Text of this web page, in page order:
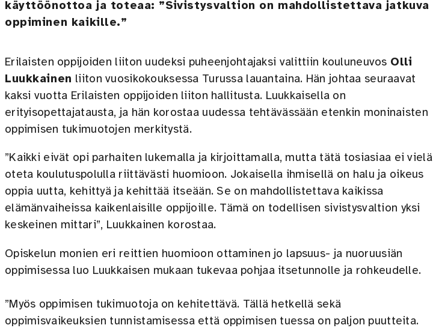
käyttöönottoa ja toteaa: ”Sivistysvaltion on mahdollistettava jatkuva
oppiminen kaikille.”
Erilaisten oppijoiden liiton uudeksi puheenjohtajaksi valittiin kouluneuvos Olli
Luukkainen liiton vuosikokouksessa Turussa lauantaina. Hän johtaa seuraavat
kaksi vuotta Erilaisten oppijoiden liiton hallitusta. Luukkaisella on
erityisopettajatausta, ja hän korostaa uudessa tehtävässään etenkin moninaisten
oppimisen tukimuotojen merkitystä.
”Kaikki eivät opi parhaiten lukemalla ja kirjoittamalla, mutta tätä tosiasiaa ei vielä
oteta koulutuspolulla riittävästi huomioon. Jokaisella ihmisellä on halu ja oikeus
oppia uutta, kehittyä ja kehittää itseään. Se on mahdollistettava kaikissa
elämänvaiheissa kaikenlaisille oppijoille. Tämä on todellisen sivistysvaltion yksi
keskeinen mittari”, Luukkainen korostaa.
Opiskelun monien eri reittien huomioon ottaminen jo lapsuus- ja nuoruusiän
oppimisessa luo Luukkaisen mukaan tukevaa pohjaa itsetunnolle ja rohkeudelle.
”Myös oppimisen tukimuotoja on kehitettävä. Tällä hetkellä sekä
oppimisvaikeuksien tunnistamisessa että oppimisen tuessa on paljon puutteita.